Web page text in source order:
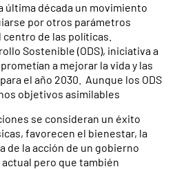
última década un movimiento
por otros parámetros
de las políticas.
Sostenible (ODS), iniciativa a
a mejorar la vida y las
el año 2030. Aunque los ODS
objetivos asimilables
se consideran un éxito
favorecen el bienestar, la
de la acción de un gobierno
pero que también